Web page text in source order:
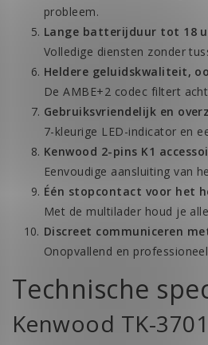
probleem.
Lange batterijduur tot 18
Volledige diensten zonder
Heldere geluidskwaliteit,
De AMBE+2 codec filtert
Gebruiksvriendelijk en
7-kleurige LED-indicator en
Kenwood 2-pins K1
Eenvoudige aansluiting van
Één stopcontact voor het
Met de multilader houd je
Discreet communiceren
Onopvallend en
Technische
Kenwood TK-